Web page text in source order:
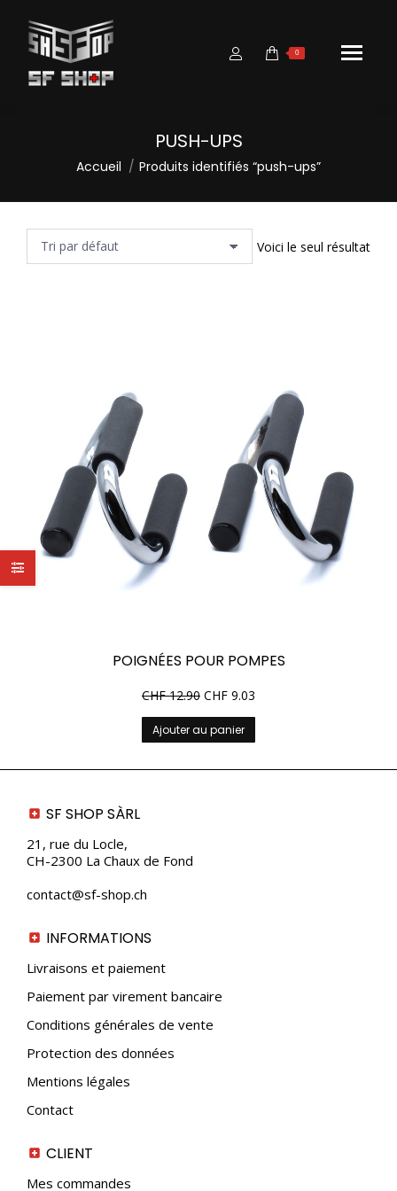
0
PUSH-UPS
Vous êtes ici :
Accueil Produits identifiés “push-ups”
Voici le seul résultat
POIGNÉES POUR POMPES
CHF12.90 CHF 9.03
Ajouter au panier
SF SHOP SÀRL
21, rue du Locle,
CH-2300 La Chaux de Fond
contact@sf-shop.ch
INFORMATIONS
Livraisons et paiement
Paiement par virement bancaire
Conditions générales de vente
Protection des données
Mentions légales
Contact
CLIENT
Mes commandes